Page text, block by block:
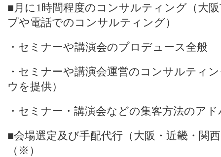
■月に1時間程度のコンサルティング（大
プや電話でのコンサルティング）
・セミナーや講演会のプロデュース全般
・セミナーや講演会運営のコンサルテ
ウを提供）
・セミナー・講演会などの集客方法のア
■会場選定及び手配代行（大阪・近畿・
（※）